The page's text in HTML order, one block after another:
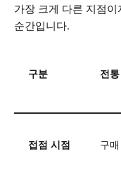
가장 크게 다른 지점이
순간입니다.
구분 전
접점 시점 구